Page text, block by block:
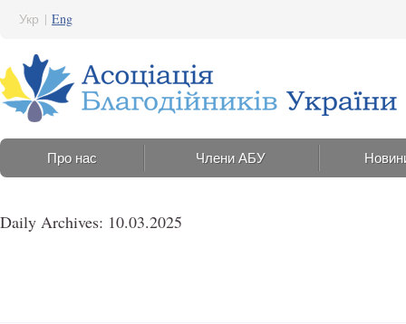
Укр | Eng
Про нас Члени АБУ
Daily Archives: 10.03.2025